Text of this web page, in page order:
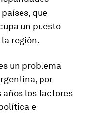
que
un puesto
región.
un problema
por
años los factores
e